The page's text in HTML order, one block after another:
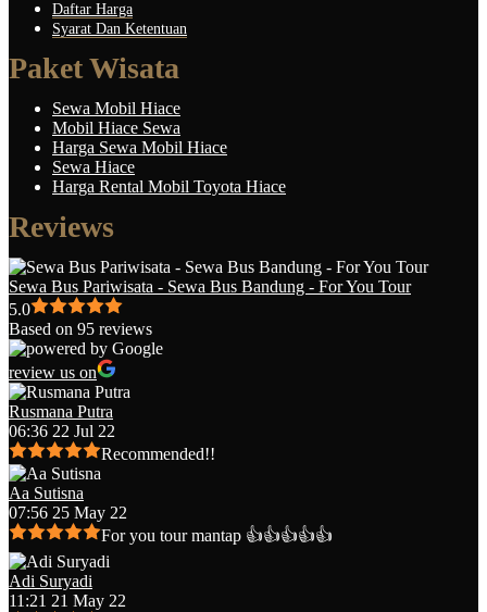
Daftar Harga
Syarat Dan Ketentuan
Paket Wisata
Sewa Mobil Hiace
Mobil Hiace Sewa
Harga Sewa Mobil Hiace
Sewa Hiace
Harga Rental Mobil Toyota Hiace
Reviews
Sewa Bus Pariwisata - Sewa Bus Bandung - For You Tour
5.0
Based on 95 reviews
review us on
Rusmana Putra
06:36 22 Jul 22
Recommended!!
Aa Sutisna
07:56 25 May 22
For you tour mantap 👍👍👍👍👍
Adi Suryadi
11:21 21 May 22